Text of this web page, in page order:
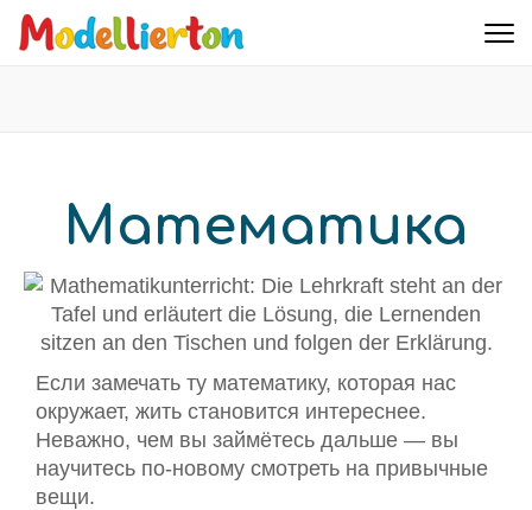
Математика
Если замечать ту математику, которая нас
окружает, жить становится интереснее.
Неважно, чем вы займётесь дальше — вы
научитесь по-новому смотреть на привычные
вещи.